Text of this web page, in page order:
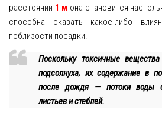
расстоянии 1 м она становится
способна оказать какое-либо
поблизости посадки.
Поскольку токсичные
подсолнуха, их содержание в
после дождя — потоки воды
листьев и стеблей.